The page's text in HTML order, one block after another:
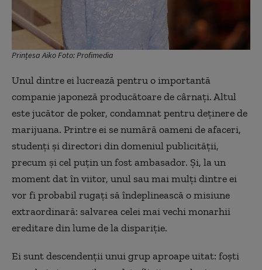
Prințesa Aiko Foto: Profimedia
Unul dintre ei lucrează pentru o importantă
companie japoneză producătoare de cârnați. Altul
este jucător de poker, condamnat pentru deținere de
marijuana. Printre ei se numără oameni de afaceri,
studenți și directori din domeniul publicității,
precum și cel puțin un fost ambasador. Și, la un
moment dat în viitor, unul sau mai mulți dintre ei
vor fi probabil rugați să îndeplinească o misiune
extraordinară: salvarea celei mai vechi monarhii
ereditare din lume de la dispariție.
Ei sunt descendenții unui grup aproape uitat: foști